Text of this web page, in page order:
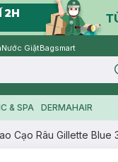
Nước GiặtBagsmart
& SPA DERMAHAIR
Cạo Râu Gillette Blue